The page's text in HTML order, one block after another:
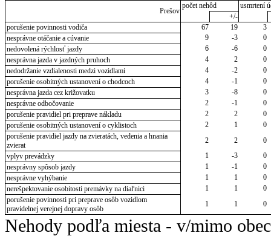
Prešov
počet nehôd
usmrtení
+/-
porušenie povinnosti vodiča
67 19
3
nesprávne otáčanie a cúvanie
9 -3
0
nedovolená rýchlosť jazdy
6 -6
0
nesprávna jazda v jazdných pruhoch
4 2
0
nedodržanie vzdialenosti medzi vozidlami
4 -2
0
porušenie osobitných ustanovení o chodcoch
4 -1
0
nesprávna jazda cez križovatku
3 -8
0
nesprávne odbočovanie
2 -1
0
porušenie pravidiel pri preprave nákladu
2 2
0
porušenie osobitných ustanovení o cyklistoch
2 1
0
porušenie pravidiel jazdy na zvieratách, vedenia a hnania
zvierat
2 2
0
vplyv prevádzky
1 -3
0
nesprávny spôsob jazdy
1 -1
0
nesprávne vyhýbanie
1 1
0
nerešpektovanie osobitosti premávky na diaľnici
1 1
0
porušenie povinnosti pri preprave osôb vozidlom
pravidelnej verejnej dopravy osôb
1 1 0
Nehody podľa miesta - v/mimo obec